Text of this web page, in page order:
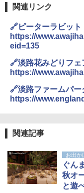
関連リンク
🔗ピーターラビッ
https://
eid=135
🔗淡路花みどりフェ
https://
🔗淡路ファームパ
https://
関連記事
お出か
ぐん
秋オ
と遊